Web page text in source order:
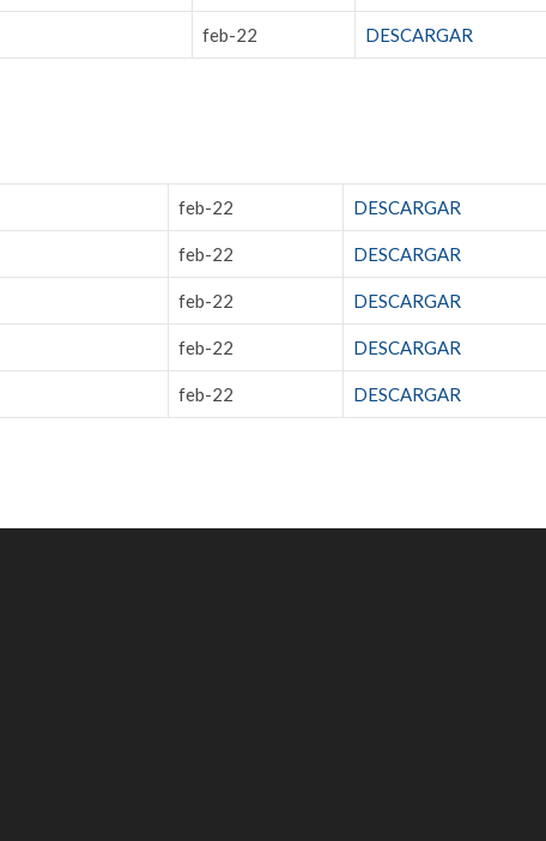
feb-22 DESCARGAR
feb-22 DESCARGAR
feb-22 DESCARGAR
feb-22 DESCARGAR
feb-22 DESCARGAR
feb-22 DESCARGAR